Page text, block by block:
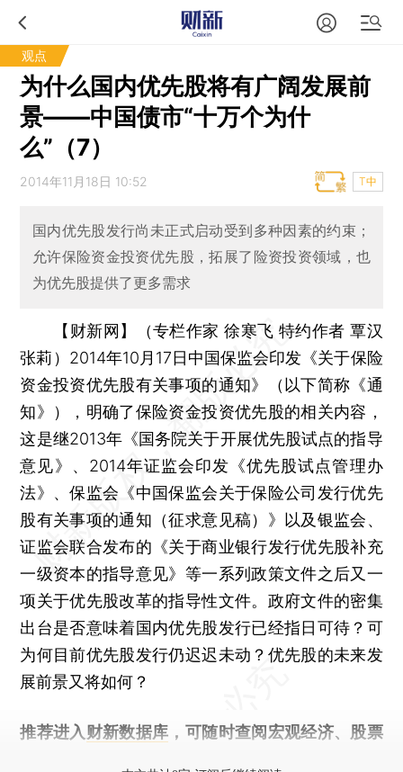
观点
为什么国内优先股将有广阔发展前
景——中国债市“十万个为什
么”（7）
2014年11月18日 10:52 T中
国内优先股发行尚未正式启动受到多种因素的约束；
允许保险资金投资优先股，拓展了险资投资领域，也
为优先股提供了更多需求
【财新网】（专栏作家 徐寒飞 特约作者 覃汉
张莉） 2014年10月17日中国保监会印发《关于保险
资金投资优先股有关事项的通知》（以下简称《通
知》），明确了保险资金投资优先股的相关内容，
这是继2013年《国务院关于开展优先股试点的指导
意见》、2014年证监会印发《优先股试点管理办
法》、保监会《中国保监会关于保险公司发行优先
股有关事项的通知（征求意见稿）》以及银监会、
证监会联合发布的《关于商业银行发行优先股补充
一级资本的指导意见》等一系列政策文件之后又一
项关于优先股改革的指导性文件。政府文件的密集
出台是否意味着国内优先股发行已经指日可待？可
为何目前优先股发行仍迟迟未动？优先股的未来发
展前景又将如何？
推荐进入 财新数据库 ，可随时查阅宏观经济、股票